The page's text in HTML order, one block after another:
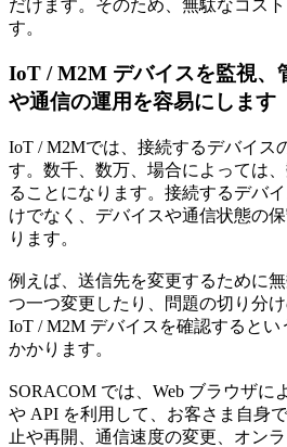
だけます。そのため、無駄なコス
す。
IoT / M2M デバイスを監視、
や通信の運用を容易にします
IoT / M2Mでは、接続するデバイス
す。数千、数万、場合によっては
ることになります。接続するデバ
けでなく、デバイスや通信状態の
ります。
例えば、送信先を変更するために
つ一つ変更したり、問題の切り分
IoT / M2M デバイスを確認すると
かかります。
SORACOM では、Web ブラウザに
や API を利用して、お客さま自身
止や再開、通信速度の変更、オン